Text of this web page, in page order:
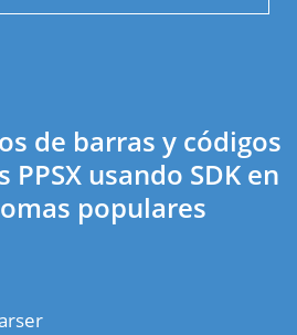
de barras y códigos
PPSX usando SDK en
populares